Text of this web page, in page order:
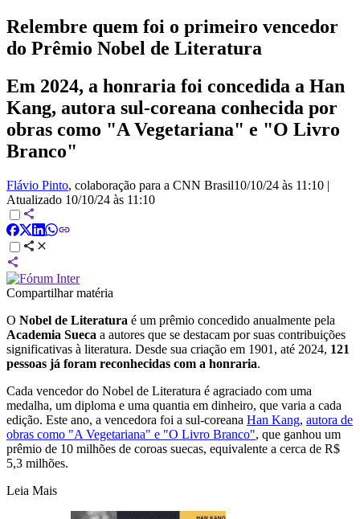
Relembre quem foi o primeiro vencedor
do Prêmio Nobel de Literatura
Em 2024, a honraria foi concedida a Han
Kang, autora sul-coreana conhecida por
obras como "A Vegetariana" e "O Livro
Branco"
Flávio Pinto, colaboração para a CNN Brasil10/10/24 às 11:10 |
Atualizado 10/10/24 às 11:10
Compartilhar matéria
O Nobel de Literatura é um prêmio concedido anualmente pela
Academia Sueca a autores que se destacam por suas contribuições
significativas à literatura. Desde sua criação em 1901, até 2024, 121
pessoas já foram reconhecidas com a honraria.
Cada vencedor do Nobel de Literatura é agraciado com uma
medalha, um diploma e uma quantia em dinheiro, que varia a cada
edição. Este ano, a vencedora foi a sul-coreana Han Kang, autora de
obras como "A Vegetariana" e "O Livro Branco", que ganhou um
prêmio de 10 milhões de coroas suecas, equivalente a cerca de R$
5,3 milhões.
Leia Mais